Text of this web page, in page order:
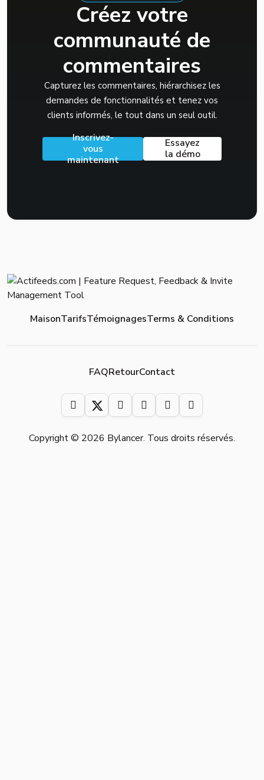
Créez votre
communauté de
commentaires
Capturez les commentaires, hiérarchisez les
demandes de fonctionnalités et tenez vos
clients informés, le tout dans un seul outil.
Inscrivez-
vous
maintenant
Essayez
la démo
MaisonTarifsTémoignagesTerms & Conditions
Copyright © 2026 Bylancer. Tous droits réservés.
FAQRetourContact